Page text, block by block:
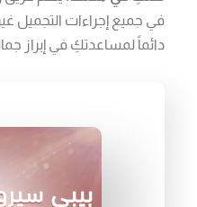
في جميع إجراءات التجميل
دائماً لمساعدتكِ في إبراز